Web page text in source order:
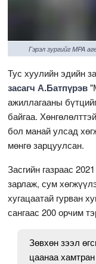
Гэрэл зургийг MPA
Тус хуулийн эдийн
засагч А.Батпүрэв
ажиллагааны
байгаа.
бол манай улсад
мөнгө зарцуулсан.
Засгийн газраас
зарлаж, сум
хугацаатай гурван
сангаас 200 орчим
Зөвхөн зээл
цаанаа